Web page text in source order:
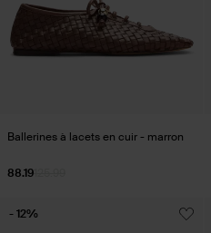
Ballerines à lacets en cuir - marron
88.19
- 12%